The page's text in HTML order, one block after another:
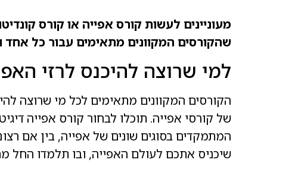
מעוניינים לעשות קורס אפייה או קורס
שהקורסים המקוונים מתאימים עבור כל אחד
למי שרוצה להיכנס לרזי
הקורסים המקוונים מתאימים לכל מי שרוצה
של קורסי אפייה. תוכלו לבחור קורס אפייה
המתמקדים בסוגים שונים של אפייה, בין אם
שיכניס אתכם לעולם האפייה, ובו תלמדו החל